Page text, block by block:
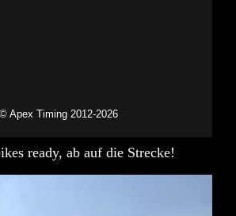
ready, ab auf die Strecke!